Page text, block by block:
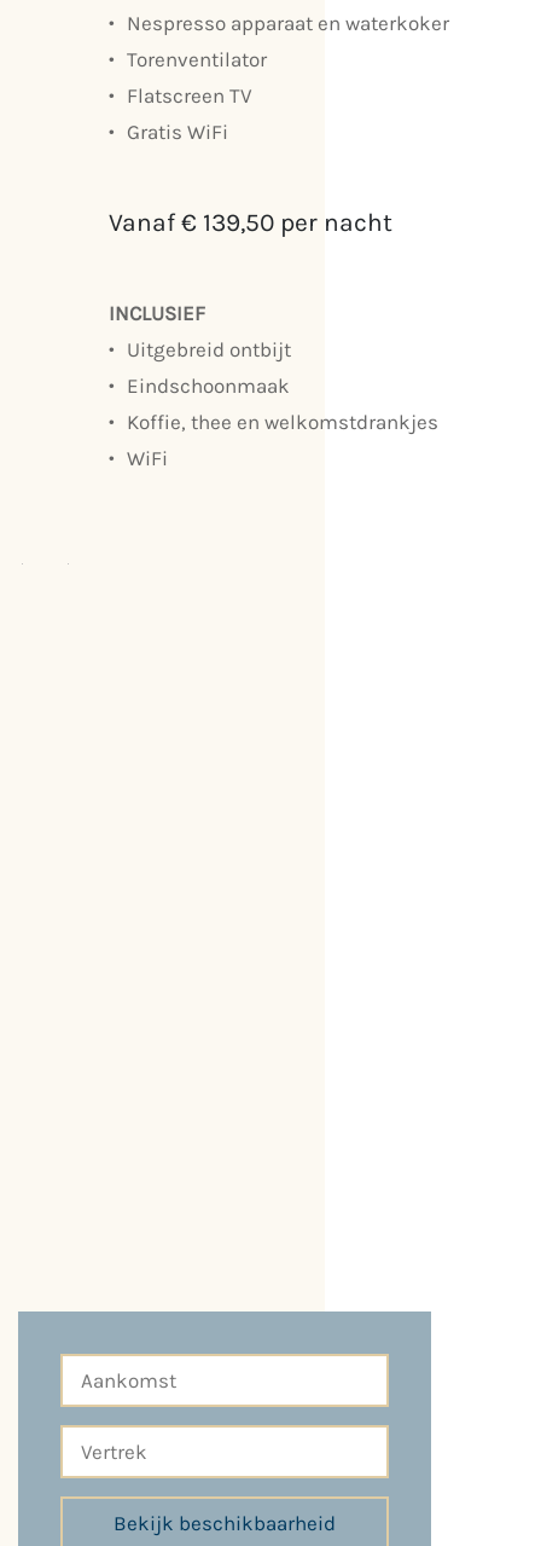
Nespresso apparaat en waterkoker
Torenventilator
Flatscreen TV
Gratis WiFi
Vanaf € 139,50 per nacht
INCLUSIEF
Uitgebreid ontbijt
Eindschoonmaak
Koffie, thee en welkomstdrankjes
WiFi